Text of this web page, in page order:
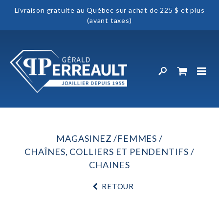
Livraison gratuite au Québec sur achat de 225 $ et plus
(avant taxes)
MAGASINEZ
FEMMES
CHAÎNES, COLLIERS ET PENDENTIFS
CHAINES
RETOUR